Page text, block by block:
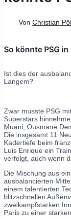
Von Christian
So könnte PSG
Ist dies der
Langem?
Zwar musste PSG
Superstars
Muani, Ousmane
Die insgesamt 11
Kadertiefe beim
Luis Enrique ein
verfolgt, auch wenn
Die Mischung aus
ausbalancierten
einem talentierten
blitzschnellen
zweikampfstarken
Paris zu einer